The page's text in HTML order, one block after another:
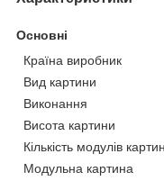
Основні
Країна виробник
Вид картини
Виконання
Висота картини
Кількість модулів
Модульна картина